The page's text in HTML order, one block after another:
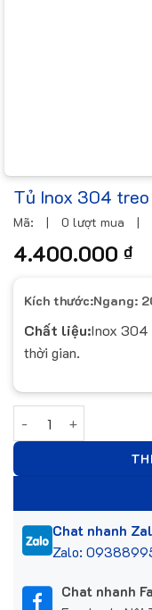
Tủ Inox 304
Mã: | 0 lượt mua |
4.400.000 ₫
Kích thước:Ngang:
Chất liệu:Inox 304
thời gian.
Chat nhanh
Zalo:
Chat nhanh